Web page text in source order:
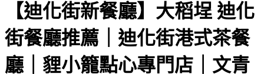
【迪化街新餐廳】大稻埕 迪化
街餐廳推薦｜迪化街港式茶餐
廳｜貍小籠點心專門店｜文青